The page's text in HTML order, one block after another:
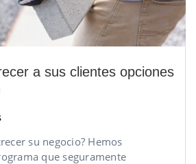
a sus clientes opciones
su negocio? Hemos
que seguramente